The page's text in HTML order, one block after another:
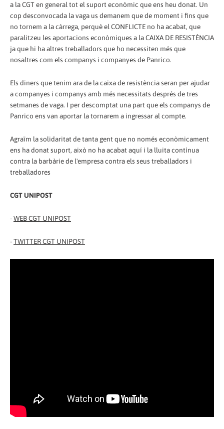
a la CGT en general tot el suport econòmic que ens heu donat. Un
cop desconvocada la vaga us demanem que de moment i fins que
no tornem a la càrrega, perquè el CONFLICTE no ha acabat, que
paralitzeu les aportacions econòmiques a la CAIXA DE RESISTÈNCIA
ja que hi ha altres treballadors que ho necessiten més que
nosaltres com els companys i companyes de Panrico.
Els diners que tenim ara de la caixa de resistència seran per ajudar
a companyes i companys amb més necessitats després de tres
setmanes de vaga. I per descomptat una part que els companys de
Panrico ens van aportar la tornarem a ingressar al compte.
Agraïm la solidaritat de tanta gent que no només econòmicament
ens ha donat suport, això no ha acabat aquí i la lluita contínua
contra la barbàrie de l'empresa contra els seus treballadors i
treballadores
CGT UNIPOST
-WEB CGT UNIPOST
-TWITTER CGT UNIPOST